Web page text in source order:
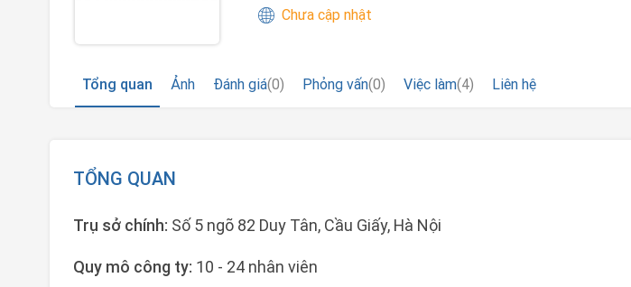
Chưa cập nhật
Tổng quan
Ảnh Đánh giá(0) Phỏng vấn(0) Việc làm(4) Liên hệ
TỔNG QUAN
Trụ sở chính: Số 5 ngõ 82 Duy Tân, Cầu Giấy, Hà Nội
Quy mô công ty: 10 - 24 nhân viên